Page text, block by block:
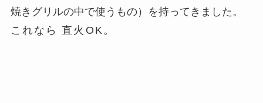
焼きグリルの中で使うもの）を持ってきました。
これなら 直火OK。